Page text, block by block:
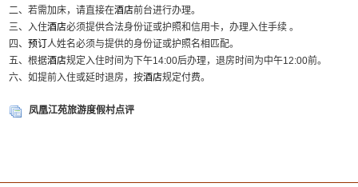
二、若需加床，请直接在酒店前台进行办理。
三、入住酒店必须提供合法身份证或护照和信用卡，办理入住手续 。
四、 预订 人姓名必须与提供的身份证或护照名相匹配。
五、根据酒店规定入住时间为下午14:00后办理，退房时间为中午12:00前。
六、如提前入住或延时退房，按酒店规定付费。
凤凰江苑旅游度假村点评